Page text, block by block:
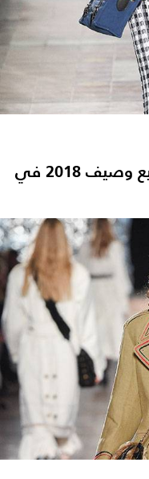
Sonia Rykiel ... عروض أزياء ربيع وصيف 2018 في